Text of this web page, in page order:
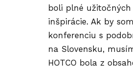
boli plné
inšpirácie. Ak by
konferenciu s
na Slovensku,
HOTCO bola z